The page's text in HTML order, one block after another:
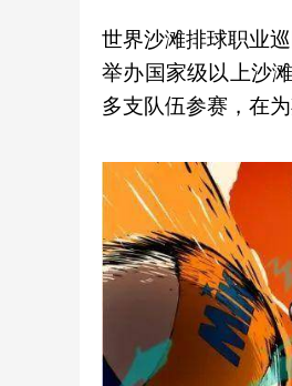
世界沙滩排球职业
举办国家级以上沙
多支队伍参赛，在